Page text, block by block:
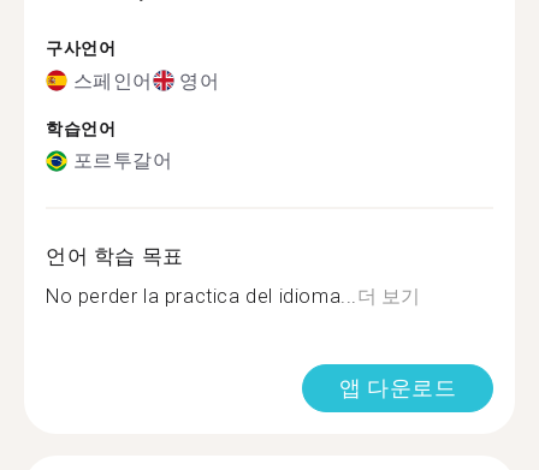
구사언어
스페인어 영어
학습언어
포르투갈어
언어 학습 목표
No perder la practica del idioma...더 보기
앱 다운로드